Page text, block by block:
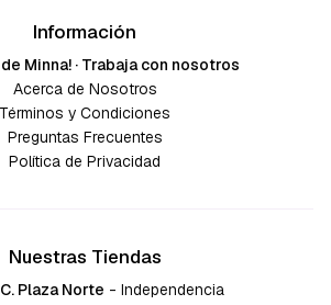
Información
Minna! · Trabaja con nosotros
Acerca de Nosotros
Términos y Condiciones
Preguntas Frecuentes
Política de Privacidad
Nuestras Tiendas
Plaza Norte - Independencia